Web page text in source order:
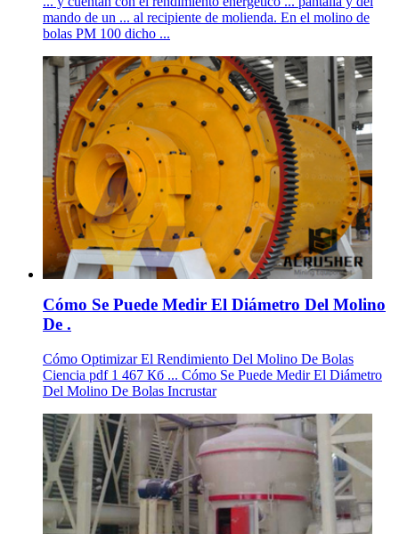
mando de un ... al recipiente de molienda. En el molino de
bolas PM 100 dicho ...
Cómo Se Puede Medir El Diámetro Del Molino
De .
Cómo Optimizar El Rendimiento Del Molino De Bolas
Ciencia pdf 1 467 Кб ... Cómo Se Puede Medir El Diámetro
Del Molino De Bolas Incrustar